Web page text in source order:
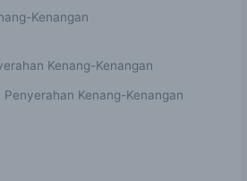
Kenangan
Penyerahan Kenang-Kenangan